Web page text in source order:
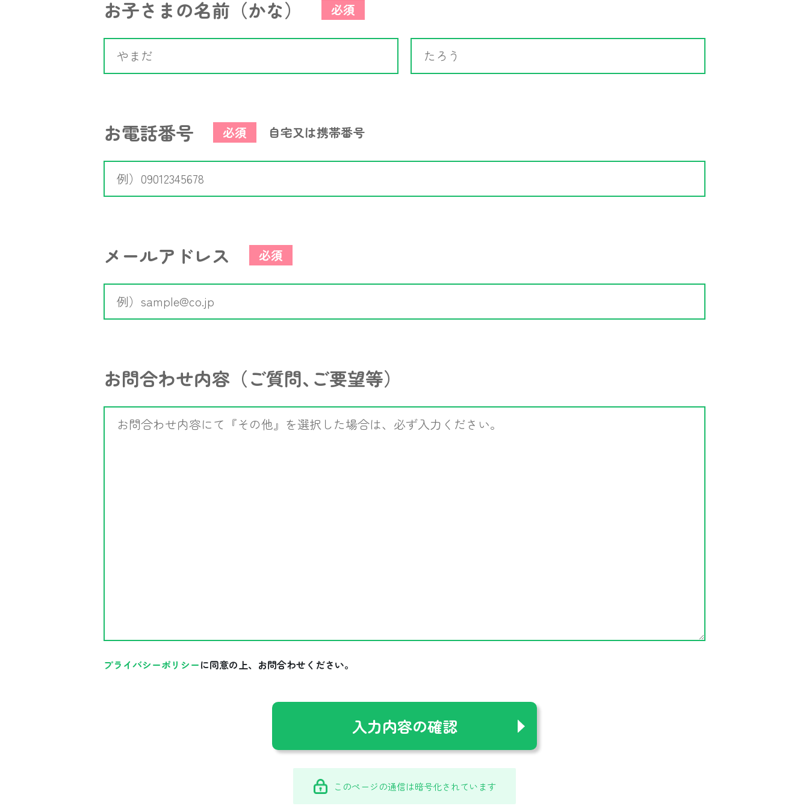
お子さまの名前（かな） 必須
お電話番号 必須 自宅又は携帯番号
メールアドレス 必須
お問合わせ内容 （ご質問､ご要望等）
プライバシーポリシーに同意の上、お問合わせください。
このページの通信は暗号化されています